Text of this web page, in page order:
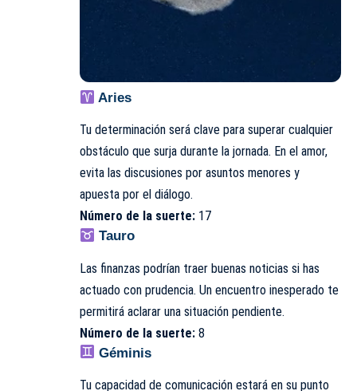
Aries
Tu determinación será clave para superar cualquier
obstáculo que surja durante la jornada. En el amor,
evita las discusiones por asuntos menores y
apuesta por el diálogo.
Número de la suerte: 17
Tauro
Las finanzas podrían traer buenas noticias si has
actuado con prudencia. Un encuentro inesperado te
permitirá aclarar una situación pendiente.
Número de la suerte: 8
Géminis
Tu capacidad de comunicación estará en su punto